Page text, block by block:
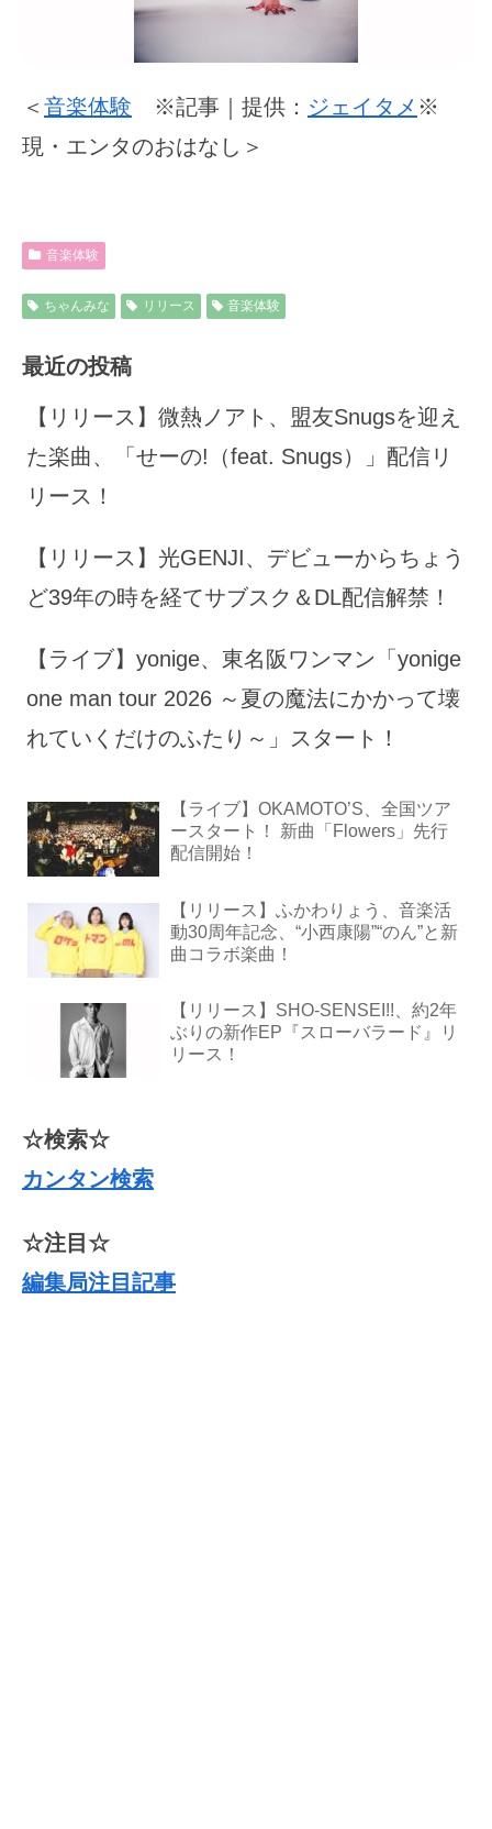
＜ 音楽体験 ※記事｜提供： ジェイタメ ※
現・エンタのおはなし＞
音楽体験
ちゃんみな リリース 音楽体験
最近の投稿
【リリース】微熱ノアト、盟友Snugsを迎え
た楽曲、「せーの!（feat. Snugs）」配信リ
リース！
【リリース】光GENJI、デビューからちょう
ど39年の時を経てサブスク＆DL配信解禁！
【ライブ】yonige、東名阪ワンマン「yonige
one man tour 2026 ～夏の魔法にかかって壊
れていくだけのふたり～」スタート！
【ライブ】OKAMOTO’S、全国ツア
ースタート！ 新曲「Flowers」先行
配信開始！
【リリース】ふかわりょう、音楽活
動30周年記念、“小西康陽”“のん”と新
曲コラボ楽曲！
【リリース】SHO-SENSEI!!、約2年
ぶりの新作EP『スローバラード』リ
リース！
☆検索☆
カンタン検索
☆注目☆
編集局注目記事